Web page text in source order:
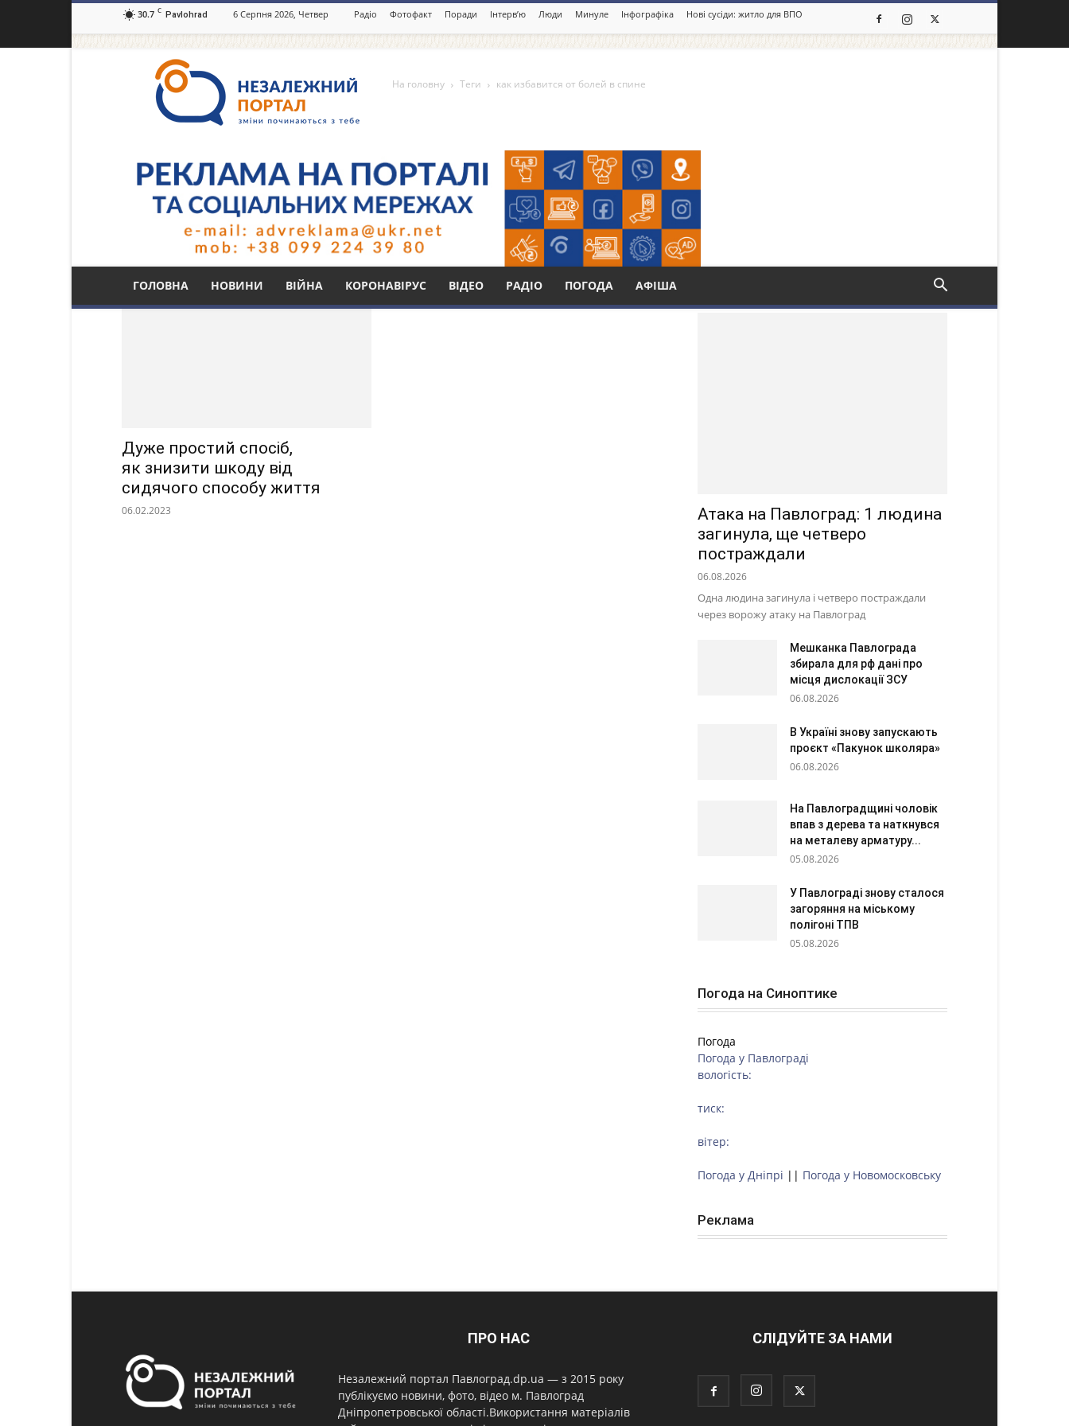
30.7 C Pavlohrad 6 Серпня 2026, Четвер Радіо Фотофакт Поради Інтерв’ю Люди Минуле Інфографіка Нові сусіди: житло для ВПО
портал
Павлоград.dp.ua
ГОЛОВНА НОВИНИ ВІЙНА КОРОНАВІРУС ВІДЕО РАДІО ПОГОДА АФІША
На головну Теги как избавится от болей в спине
Тег: как избавится от болей в спине
Дуже простий спосіб,
як знизити шкоду від
сидячого способу життя
06.02.2023
Атака на Павлоград: 1 людина
загинула, ще четверо
постраждали
06.08.2026
Одна людина загинула і четверо постраждали
через ворожу атаку на Павлоград
Мешканка Павлограда
збирала для рф дані про
місця дислокації ЗСУ
06.08.2026
В Україні знову запускають
проєкт «Пакунок школяра»
06.08.2026
На Павлоградщині чоловік
впав з дерева та наткнувся
на металеву арматуру...
05.08.2026
У Павлограді знову сталося
загоряння на міському
полігоні ТПВ
05.08.2026
Погода на Синоптике
Погода
Погода у Павлограді
вологість:
тиск:
вітер:
Погода у Дніпрі || Погода у Новомосковську
Реклама
ПРО НАС
Незалежний портал Павлоград.dp.ua — з 2015 року
публікуємо новини, фото, відео м. Павлоград
Дніпропетровської області.Використання матеріалів
СЛІДУЙТЕ ЗА НАМИ